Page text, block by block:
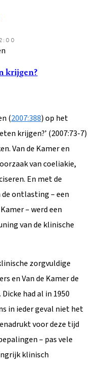
krijgen?
(2007:388) op het
krijgen?’ (2007:73-7)
Van de Kamer en
van coeliakie,
En met de
ontlasting – een
– werd een
van de klinische
zorgvuldige
en Van de Kamer de
had al in 1950
in ieder geval niet het
voor deze tijd
– pas vele
klinisch